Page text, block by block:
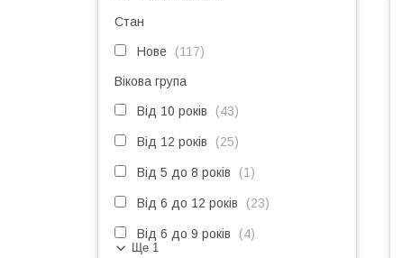
Стан
Нове 117
Вікова група
Від 10 років 43
Від 12 років 25
Від 5 до 8 років 1
Від 6 до 12 років 23
Від 6 до 9 років 4
Ще 1